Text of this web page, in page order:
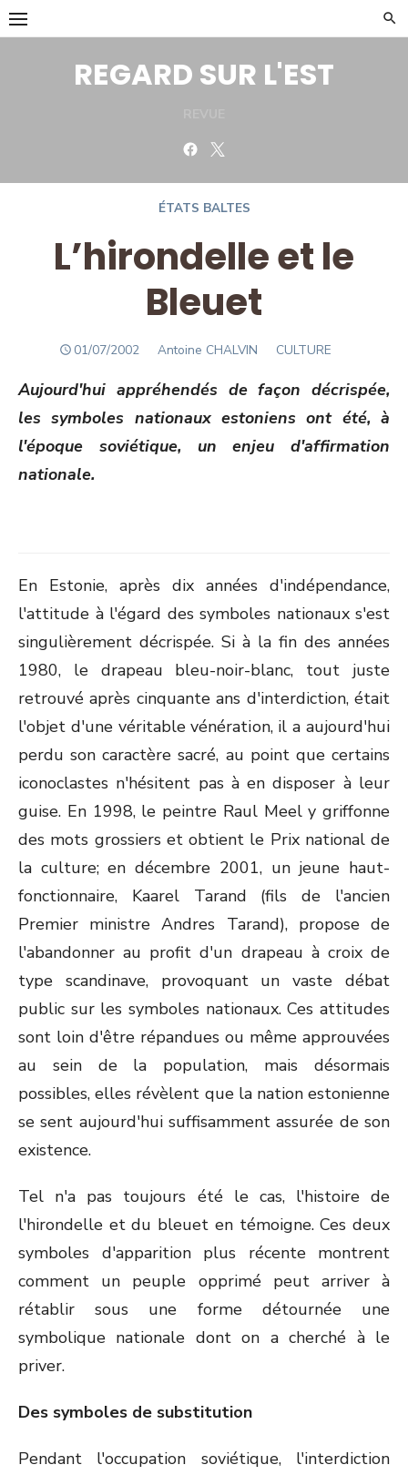
Skip
to
REGARD SUR L'EST
Facebook
ÉTATS BALTES
L’hirondelle et le
Bleuet
POSTED
01/07/2002 Author
Antoine CHALVIN CULTURE
Aujourd'hui appréhendés de façon décrispée,
les symboles nationaux estoniens ont été, à
l'époque soviétique, un enjeu d'affirmation
nationale.
En Estonie, après dix années d'indépendance,
l'attitude à l'égard des symboles nationaux s'est
singulièrement décrispée. Si à la fin des années
1980, le drapeau bleu-noir-blanc, tout juste
retrouvé après cinquante ans d'interdiction, était
l'objet d'une véritable vénération, il a aujourd'hui
perdu son caractère sacré, au point que certains
iconoclastes n'hésitent pas à en disposer à leur
guise. En 1998, le peintre Raul Meel y griffonne
des mots grossiers et obtient le Prix national de
la culture; en décembre 2001, un jeune haut-
fonctionnaire, Kaarel Tarand (fils de l'ancien
Premier ministre Andres Tarand), propose de
l'abandonner au profit d'un drapeau à croix de
type scandinave, provoquant un vaste débat
public sur les symboles nationaux. Ces attitudes
sont loin d'être répandues ou même approuvées
au sein de la population, mais désormais
possibles, elles révèlent que la nation estonienne
se sent aujourd'hui suffisamment assurée de son
existence.
Tel n'a pas toujours été le cas, l'histoire de
l'hirondelle et du bleuet en témoigne. Ces deux
symboles d'apparition plus récente montrent
comment un peuple opprimé peut arriver à
rétablir sous une forme détournée une
symbolique nationale dont on a cherché à le
priver.
Des symboles de substitution
Pendant l'occupation soviétique, l'interdiction